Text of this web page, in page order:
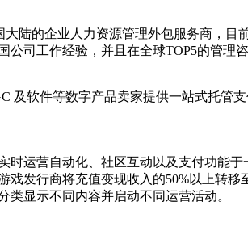
大陆的企业人力资源管理外包服务商，
公司工作经验，并且在全球TOP5的管理
及软件等数字产品卖家提供一站式托
时运营自动化、社区互动以及支付功能
戏发行商将充值变现收入的50%以上转
类显示不同内容并启动不同运营活动。